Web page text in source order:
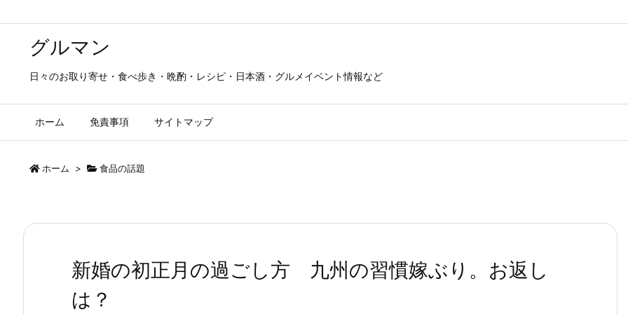
グルマン
日々のお取り寄せ・食べ歩き・晩酌・レシピ・日本酒・グルメイベント情報など
ホーム 免責事項 サイトマップ
ホーム > 食品の話題
新婚の初正月の過ごし方 九州の習慣嫁ぶり。お返し
は？